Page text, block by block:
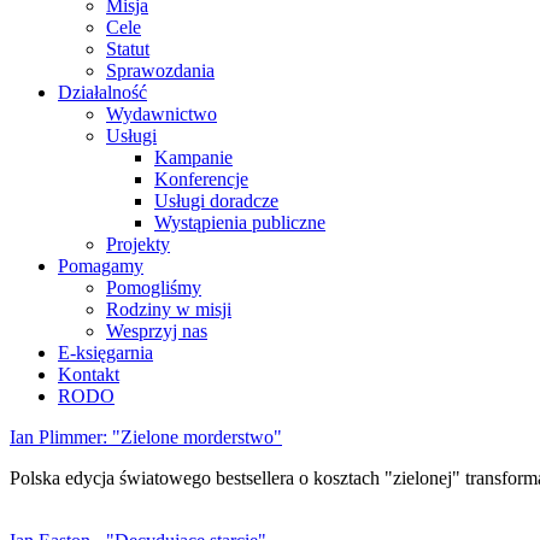
Misja
Cele
Statut
Sprawozdania
Działalność
Wydawnictwo
Usługi
Kampanie
Konferencje
Usługi doradcze
Wystąpienia publiczne
Projekty
Pomagamy
Pomogliśmy
Rodziny w misji
Wesprzyj nas
E-księgarnia
Kontakt
RODO
Ian Plimmer: "Zielone morderstwo"
Polska edycja światowego bestsellera o kosztach "zielonej"